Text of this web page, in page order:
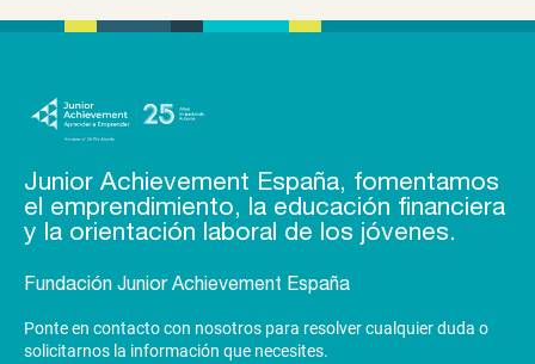
Junior Achievement España, fomentamos
el emprendimiento, la educación financiera
y la orientación laboral de los jóvenes.
Fundación Junior Achievement España
Ponte en contacto con nosotros para resolver cualquier duda o
solicitarnos la información que necesites.